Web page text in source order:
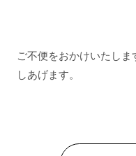
ご不便をおかけいたし
しあげます。